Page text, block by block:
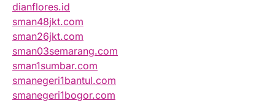
dianflores.id
sman48jkt.com
sman26jkt.com
sman03semarang.com
sman1sumbar.com
smanegeri1bantul.com
smanegeri1bogor.com